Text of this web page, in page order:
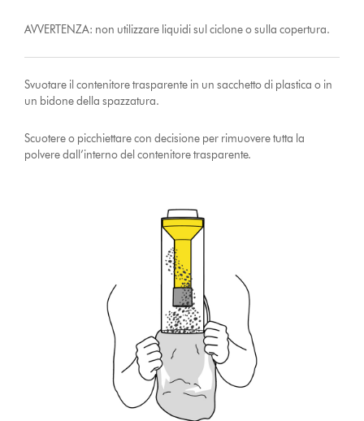
AVVERTENZA: non utilizzare liquidi sul ciclone o sulla copertura.
Svuotare il contenitore trasparente in un sacchetto di plastica o in
un bidone della spazzatura.
Scuotere o picchiettare con decisione per rimuovere tutta la
polvere dall’interno del contenitore trasparente.